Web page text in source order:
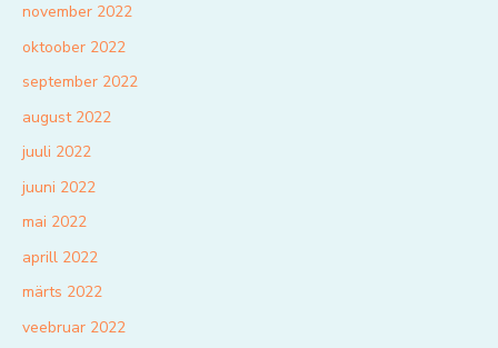
november 2022
oktoober 2022
september 2022
august 2022
juuli 2022
juuni 2022
mai 2022
aprill 2022
märts 2022
veebruar 2022